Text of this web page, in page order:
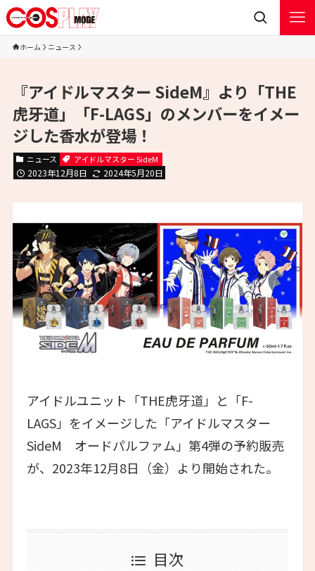
ホーム ニュース
『アイドルマスター SideM』より「THE
虎牙道」「F-LAGS」のメンバーをイメー
ジした香水が登場！
ニュース アイドルマスター SideM
2023年12月8日 2024年5月20日
アイドルユニット「THE虎牙道」と「F-
LAGS」をイメージした「アイドルマスター
SideM オードパルファム」第4弾の予約販売
が、2023年12月8日（金）より開始された。
目次